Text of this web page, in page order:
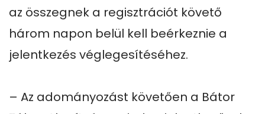
az összegnek a regisztrációt követő
három napon belül kell beérkeznie a
jelentkezés véglegesítéséhez.
– Az adományozást követően a Bátor